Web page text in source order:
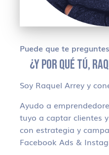
Puede que te
¿Y POR QUÉ TÚ,
Soy Raquel Arrey y
Ayudo a
tuyo a captar clientes
con estrategia y
Facebook Ads &